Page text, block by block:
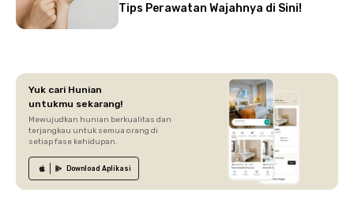
Tips Perawatan Wajahnya di Sini!
Yuk cari Hunian
untukmu sekarang!
Mewujudkan hunian berkualitas dan
terjangkau untuk semua orang di
setiap fase kehidupan.
Download Aplikasi